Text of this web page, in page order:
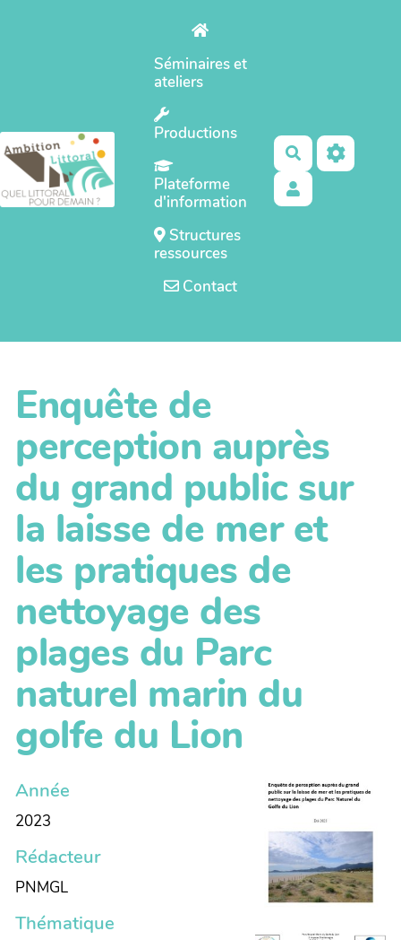
Séminaires et
ateliers
Productions
Plateforme
d'information
Structures
ressources
Contact
Rechercher
Enquête de
perception auprès
du grand public sur
la laisse de mer et
les pratiques de
nettoyage des
plages du Parc
naturel marin du
golfe du Lion
Année
2023
Rédacteur
PNMGL
Thématique